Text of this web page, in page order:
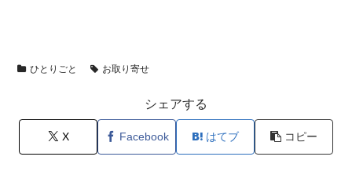
ひとりごと お取り寄せ
シェアする
X Facebook はてブ コピー